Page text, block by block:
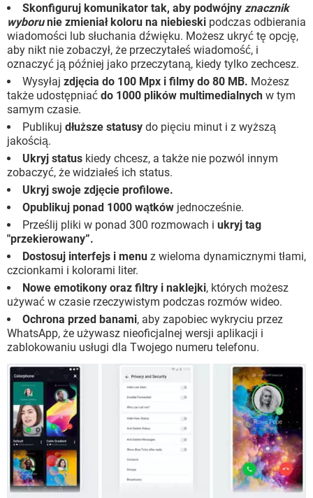
Skonfiguruj komunikator tak, aby podwójny znacznik
wyborunie zmieniał koloru na niebieski podczas odbierania
wiadomości lub słuchania dźwięku. Możesz ukryć tę opcję,
aby nikt nie zobaczył, że przeczytałeś wiadomość, i
oznaczyć ją później jako przeczytaną, kiedy tylko zechcesz.
Wysyłaj zdjęcia do 100 Mpx i filmy do 80 MB. Możesz
także udostępniać do 1000 plików multimedialnych w tym
samym czasie.
Publikuj dłuższe statusy do pięciu minut i z wyższą
jakością.
Ukryj status kiedy chcesz, a także nie pozwól innym
zobaczyć, że widziałeś ich status.
Ukryj swoje zdjęcie profilowe.
Opublikuj ponad 1000 wątków jednocześnie.
Prześlij pliki w ponad 300 rozmowach i ukryj tag
"przekierowany”.
Dostosuj interfejs i menu z wieloma dynamicznymi tłami,
czcionkami i kolorami liter.
Nowe emotikony oraz filtry i naklejki, których możesz
używać w czasie rzeczywistym podczas rozmów wideo.
Ochrona przed banami, aby zapobiec wykryciu przez
WhatsApp, że używasz nieoficjalnej wersji aplikacji i
zablokowaniu usługi dla Twojego numeru telefonu.